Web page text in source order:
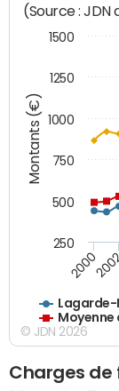
Montants (€)
(Source :
2000
250
500
750
1000
1250
1500
© JDN 2026
Charges